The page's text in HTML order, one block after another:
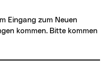
kommen. Bitte kommen